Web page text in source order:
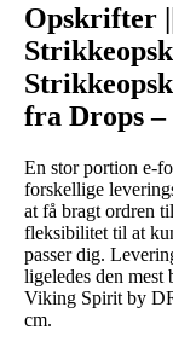
Opskrifter
fra Drops
En stor portion e-
forskellige
at få bragt ordren
fleksibilitet til at
passer dig.
ligeledes den
Viking Spirit by
cm.